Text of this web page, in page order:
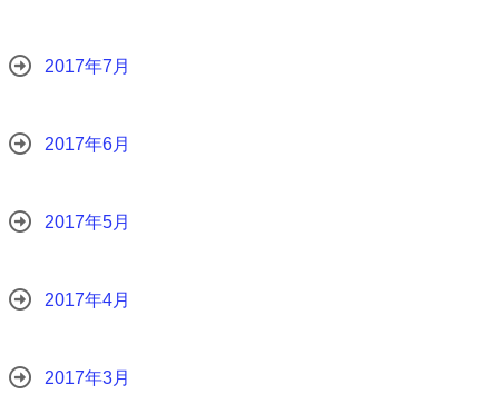
2017年7月
2017年6月
2017年5月
2017年4月
2017年3月